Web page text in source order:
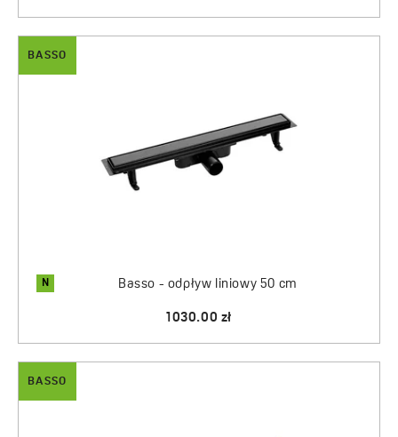
BASSO
N Basso - odpływ liniowy 50 cm
1030.00 zł
BASSO